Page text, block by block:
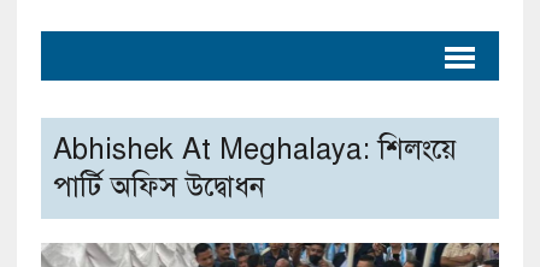
Abhishek At Meghalaya: শিলংয়ে
পার্টি অফিস উদ্বোধন